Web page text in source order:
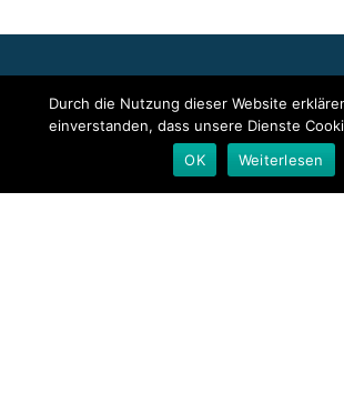
Event bzw. das Stellenangebot sowie für das
Tonmaterial ist allein der jeweils angegebene
verantwortlich. Dieser ist in der Regel auch
Pressetexte sowie der angehängten Bild-, Ton-
Durch die Nutzung dieser Website
einverstanden, dass unsere Dienste
OK
Weiterlesen